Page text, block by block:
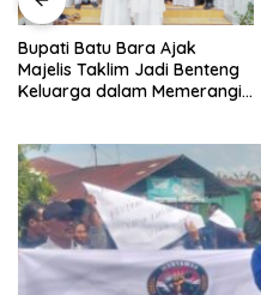
Kecelakaan Lalu Lintas di
Access Road Inalum, Tiga
Pelajar Dilarikan ke Klinik